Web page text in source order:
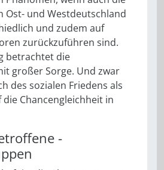
Ost- und Westdeutschland
und zudem auf
zurückzuführen sind.
betrachtet die
großer Sorge. Und zwar
des sozialen Friedens als
Chancengleichheit in